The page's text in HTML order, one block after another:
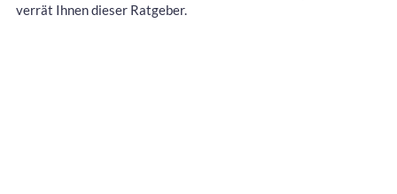
verrät Ihnen dieser Ratgeber.